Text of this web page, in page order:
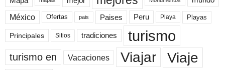
México Ofertas pais Paises Peru Playa Playas
Principales Sitios tradiciones turismo
turismo en Vacaciones Viajar Viaje